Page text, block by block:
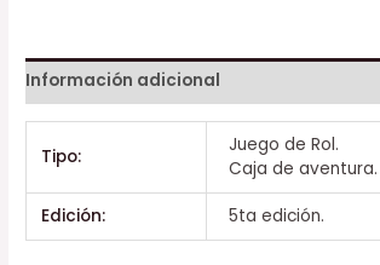
Información adicional
Tipo:
Juego de Rol.
Caja de aventura.
Edición: 5ta edición.